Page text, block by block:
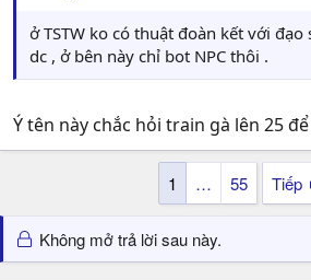
ở TSTW ko có thuật đoàn kết với
dc , ở bên này chỉ bot NPC thôi .
Ý tên này chắc hỏi train gà lên 25
1 … 55 Tiếp
Không mở trả lời sau này.